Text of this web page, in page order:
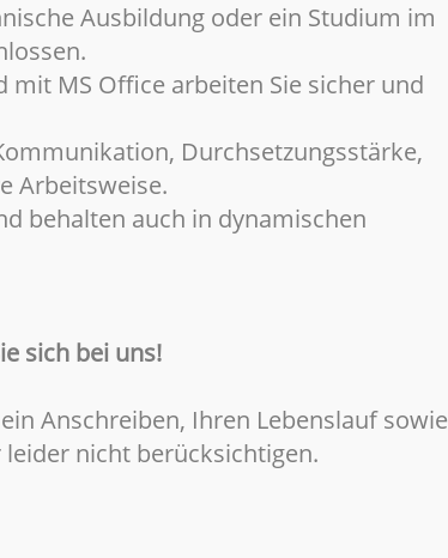
Ausbildung oder ein Studium im
MS Office arbeiten Sie sicher und
Durchsetzungsstärke,
Arbeitsweise.
behalten auch in dynamischen
sich bei uns!
Anschreiben, Ihren Lebenslauf sowie
nicht berücksichtigen.